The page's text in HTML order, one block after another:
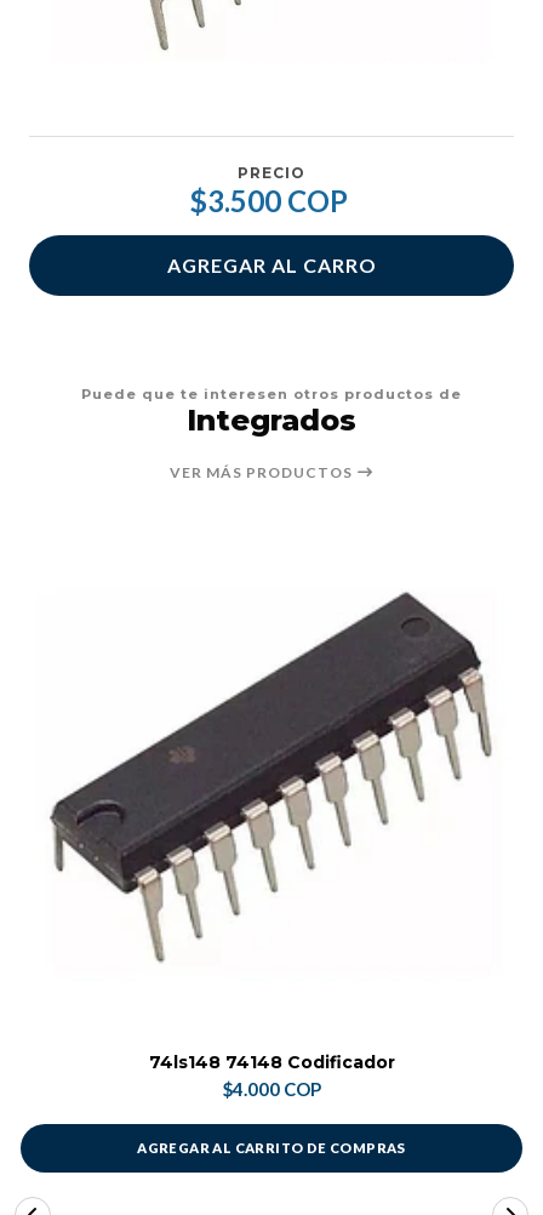
PRECIO
$3.500 COP
AGREGAR AL CARRO
Puede que te interesen otros productos de
Integrados
VER MÁS PRODUCTOS
74ls148 74148 Codificador
$4.000 COP
AGREGAR AL CARRITO DE COMPRAS